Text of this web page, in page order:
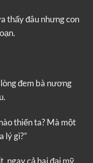
thấy đâu nhưng con
đem bà nương
thiến ta? Mà một
lý gì?”
ngay cả hai đại mỹ